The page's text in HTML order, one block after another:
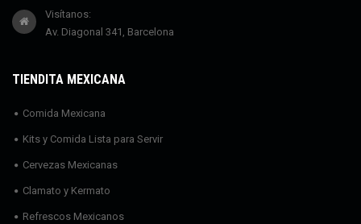
Visítanos:
Av. Diagonal 341, Barcelona
TIENDITA MEXICANA
Comida Mexicana
Kits y Comida Lista para Servir
Cervezas Mexicanas
Clamato y Kermato
Refrescos Mexicanos